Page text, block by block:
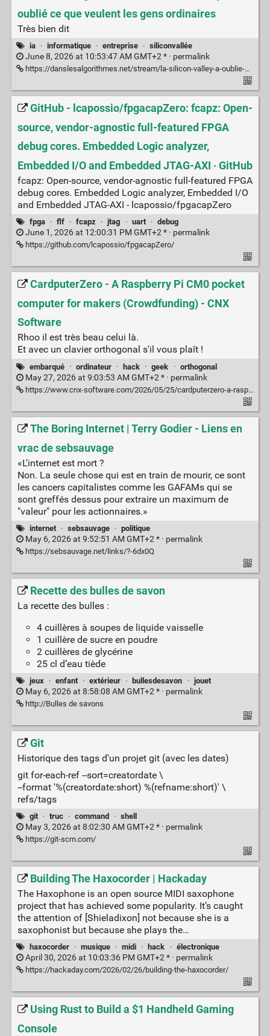
oublié ce que veulent les gens ordinaires
Très bien dit
ia · informatique · entreprise · siliconvallée
June 8, 2026 at 10:53:47 AM GMT+2 * · permalink
https://danslesalgorithmes.net/stream/la-silicon-valley-a-oublie-ce-que-veulent-les-gens-ordinaires/
GitHub - lcapossio/fpgacapZero: fcapz: Open-
source, vendor-agnostic full-featured FPGA
debug cores. Embedded Logic analyzer,
Embedded I/O and Embedded JTAG-AXI · GitHub
fcapz: Open-source, vendor-agnostic full-featured FPGA
debug cores. Embedded Logic analyzer, Embedded I/O
and Embedded JTAG-AXI - lcapossio/fpgacapZero
fpga · flf · fcapz · jtag · uart · debug
June 1, 2026 at 12:00:31 PM GMT+2 * · permalink
https://github.com/lcapossio/fpgacapZero/
CardputerZero - A Raspberry Pi CM0 pocket
computer for makers (Crowdfunding) - CNX
Software
Rhoo il est très beau celui là.
Et avec un clavier orthogonal s'il vous plaît !
embarqué · ordinateur · hack · geek · orthogonal
May 27, 2026 at 9:03:53 AM GMT+2 * · permalink
https://www.cnx-software.com/2026/05/25/cardputerzero-a-raspberry-pi-cm0-pocket-computer-for-makers/
The Boring Internet | Terry Godier - Liens en
vrac de sebsauvage
«L'internet est mort ?
Non. La seule chose qui est en train de mourir, ce sont
les cancers capitalistes comme les GAFAMs qui se
sont greffés dessus pour extraire un maximum de
"valeur" pour les actionnaires.»
internet · sebsauvage · politique
May 6, 2026 at 9:52:51 AM GMT+2 * · permalink
https://sebsauvage.net/links/?-6dx0Q
Recette des bulles de savon
La recette des bulles :
4 cuillères à soupes de liquide vaisselle
1 cuillère de sucre en poudre
2 cuillères de glycérine
25 cl d’eau tiède
jeux · enfant · extérieur · bullesdesavon · jouet
May 6, 2026 at 8:58:08 AM GMT+2 * · permalink
http://Bulles de savons
Git
Historique des tags d'un projet git (avec les dates)
git for-each-ref --sort=creatordate \
--format '%(creatordate:short) %(refname:short)' \
refs/tags
git · truc · command · shell
May 3, 2026 at 8:02:30 AM GMT+2 * · permalink
https://git-scm.com/
Building The Haxocorder | Hackaday
The Haxophone is an open source MIDI saxophone
project that has achieved some popularity. It’s caught
the attention of [Shieladixon] not because she is a
saxophonist but because she plays the…
haxocorder · musique · midi · hack · électronique
April 30, 2026 at 10:03:36 PM GMT+2 * · permalink
https://hackaday.com/2026/02/26/building-the-haxocorder/
Using Rust to Build a $1 Handheld Gaming
Console